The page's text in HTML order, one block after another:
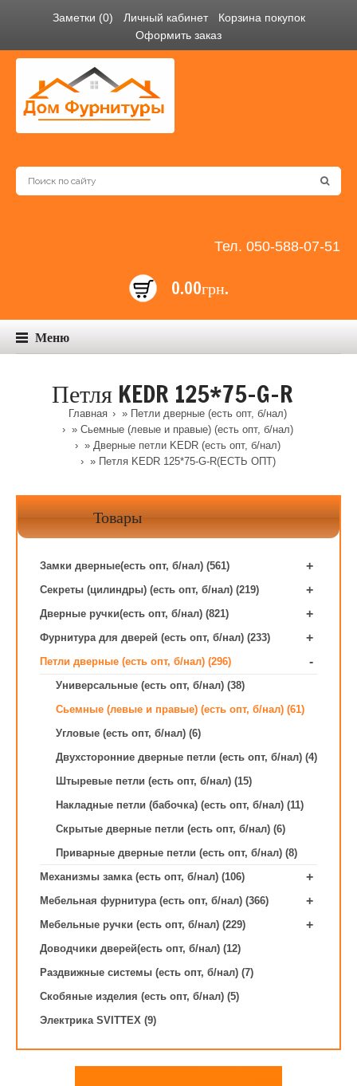
Заметки (0) Личный кабинет
Корзина покупок
Оформить заказ
Тел. 050-588-07-51
0.00грн.
Меню
Петля KEDR 125*75-G-R
Главная » Петли дверные (есть опт, б/нал)
» Сьемные (левые и правые) (есть опт, б/нал)
» Дверные петли KEDR (есть опт, б/нал)
» Петля KEDR 125*75-G-R(ЕСТЬ ОПТ)
Товары
Замки дверные(есть опт, б/нал) (561) +
Секреты (цилиндры) (есть опт, б/нал) (219) +
Дверные ручки(есть опт, б/нал) (821) +
Фурнитура для дверей (есть опт, б/нал) (233) +
Петли дверные (есть опт, б/нал) (296) -
Универсальные (есть опт, б/нал) (38)
Сьемные (левые и правые) (есть опт, б/нал) (61)
Угловые (есть опт, б/нал) (6)
Двухсторонние дверные петли (есть опт, б/нал) (4)
Штыревые петли (есть опт, б/нал) (15)
Накладные петли (бабочка) (есть опт, б/нал) (11)
Скрытые дверные петли (есть опт, б/нал) (6)
Приварные дверные петли (есть опт, б/нал) (8)
Механизмы замка (есть опт, б/нал) (106)
+
Мебельная фурнитура (есть опт, б/нал) (366) +
Мебельные ручки (есть опт, б/нал) (229) +
Доводчики дверей(есть опт, б/нал) (12)
Раздвижные системы (есть опт, б/нал) (7)
Скобяные изделия (есть опт, б/нал) (5)
Электрика SVITTEX (9)